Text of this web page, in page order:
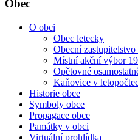
Obec
O obci
Obec letecky
Obecní
Místní akční výbor
Opětovné
Kaňovice v
Historie obce
Symboly obce
Propagace obce
Památky v obci
Virtuální prohlídka